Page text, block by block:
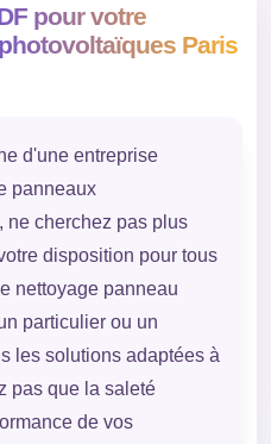
pour votre
Paris
d'une entreprise
panneaux
ne cherchez pas plus
disposition pour tous
nettoyage panneau
particulier ou un
les solutions adaptées à
pas que la saleté
de vos